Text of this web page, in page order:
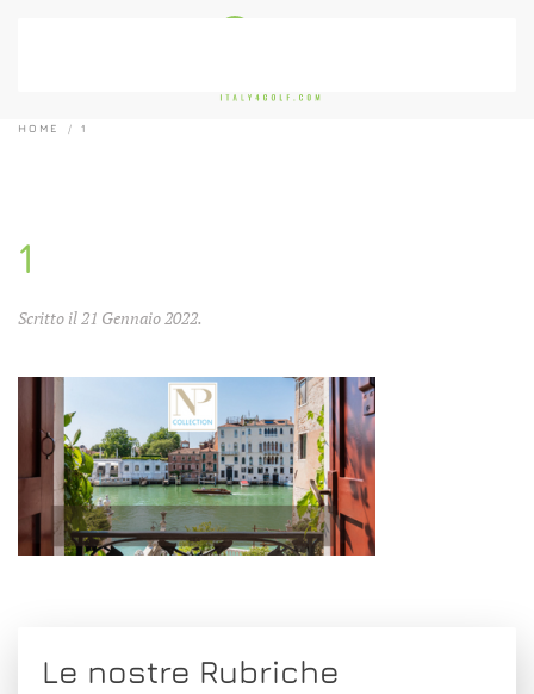
HOME 1
1
Scritto il21 Gennaio 2022.
Le nostre Rubriche